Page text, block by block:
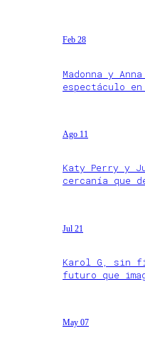
Feb 28
Madonna y
espectáculo en
Ago 11
Katy Perry y
cercanía que
Jul 21
Karol G, sin
futuro que
May 07